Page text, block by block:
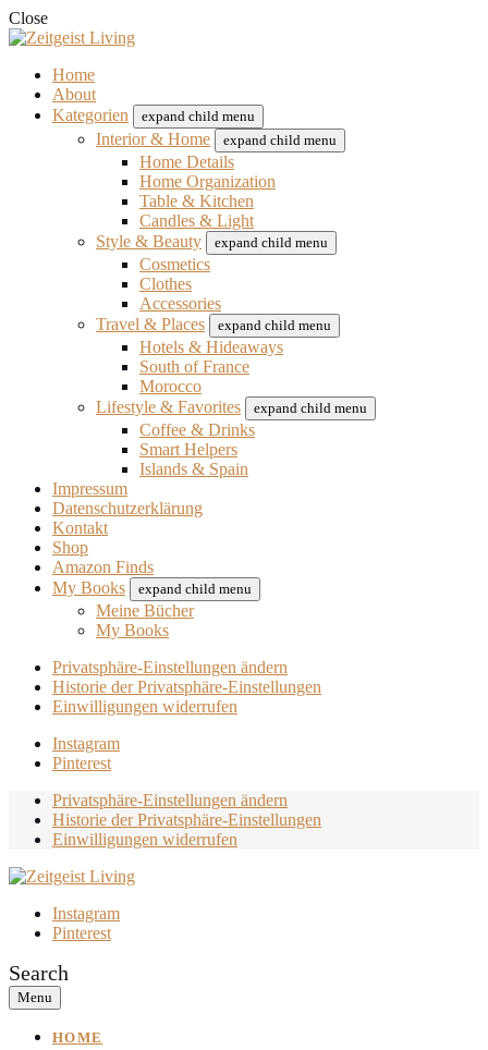
Close
Home
About
Kategorien
expand child menu
Interior & Home expand child menu
Home Details
Home Organization
Table & Kitchen
Candles & Light
Style & Beauty
expand child menu
Cosmetics
Clothes
Accessories
Travel & Places
expand child menu
Hotels & Hideaways
South of France
Morocco
Lifestyle & Favorites
expand child menu
Coffee & Drinks
Smart Helpers
Islands & Spain
Impressum
Datenschutzerklärung
Kontakt
Shop
Amazon Finds
My Books
expand child menu
Meine Bücher
My Books
Privatsphäre-Einstellungen ändern
Historie der Privatsphäre-Einstellungen
Einwilligungen widerrufen
Instagram
Pinterest
Privatsphäre-Einstellungen ändern
Historie der Privatsphäre-Einstellungen
Einwilligungen widerrufen
Instagram
Pinterest
Search
Menu
HOME